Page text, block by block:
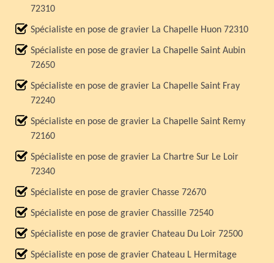
72310
Spécialiste en pose de gravier La Chapelle Huon 72310
Spécialiste en pose de gravier La Chapelle Saint Aubin
72650
Spécialiste en pose de gravier La Chapelle Saint Fray
72240
Spécialiste en pose de gravier La Chapelle Saint Remy
72160
Spécialiste en pose de gravier La Chartre Sur Le Loir
72340
Spécialiste en pose de gravier Chasse 72670
Spécialiste en pose de gravier Chassille 72540
Spécialiste en pose de gravier Chateau Du Loir 72500
Spécialiste en pose de gravier Chateau L Hermitage